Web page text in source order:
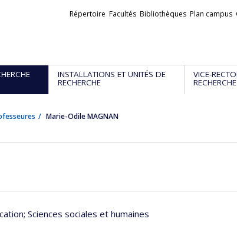
Liens
Répertoire Facultés Bibliothèques Plan campus
INSTALLATIONS ET UNITÉS DE
RECHERCHE
VICE-
RECHERCHE
Marie-Odile MAGNAN
; Sciences sociales et humaines